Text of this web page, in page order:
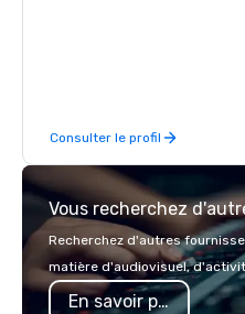
catering industry.
Consulter le profil
Vous recherchez
Recherchez d'autres
matière d'audiovisuel,
En savoir plus